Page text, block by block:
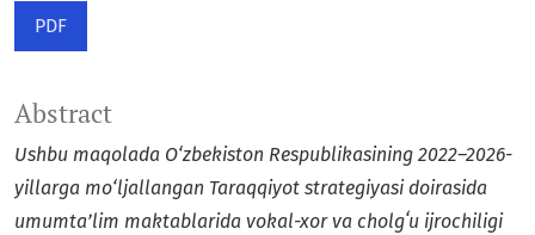
PDF
Abstract
Ushbu maqolada O‘zbekiston Respublikasining 2022–2026-
yillarga mo‘ljallangan Taraqqiyot strategiyasi doirasida
umumta’lim maktablarida vokal-xor va cholgʻu ijrochiligi